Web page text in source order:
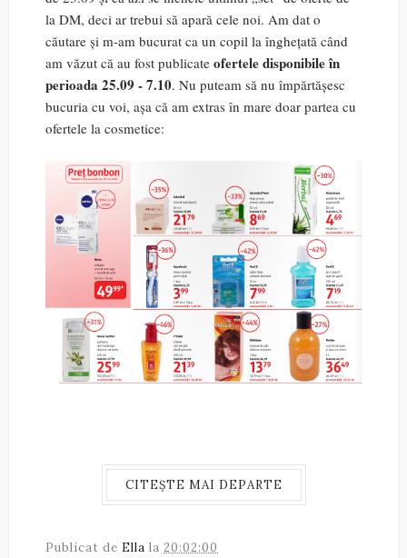
la DM, deci ar trebui să apară cele noi. Am dat o
căutare și m-am bucurat ca un copil la înghețată când
am văzut că au fost publicate ofertele disponibile în
perioada 25.09 - 7.10. Nu puteam să nu împărtășesc
bucuria cu voi, așa că am extras în mare doar partea cu
ofertele la cosmetice:
CITEȘTE MAI DEPARTE
Publicat de Ella la 20:02:00